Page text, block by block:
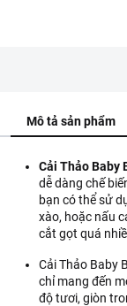
Mô tả sản phẩm
Cải Thảo Baby
dễ dàng chế
bạn có thể sử
xào, hoặc nấu
cắt gọt quá
Cải Thảo Baby
chỉ mang đến
độ tươi, giòn